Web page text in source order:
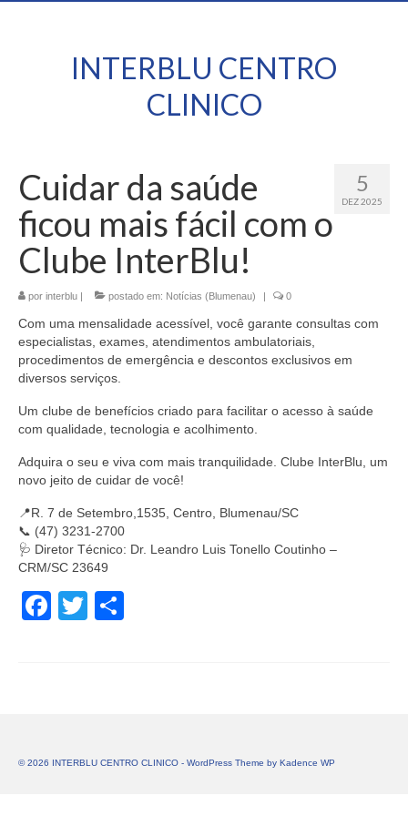
INTERBLU CENTRO
CLINICO
5
DEZ 2025
Cuidar da saúde
ficou mais fácil com o
Clube InterBlu!
por interblu | postado em: Notícias (Blumenau) | 0
Com uma mensalidade acessível, você garante consultas com
especialistas, exames, atendimentos ambulatoriais,
procedimentos de emergência e descontos exclusivos em
diversos serviços.
Um clube de benefícios criado para facilitar o acesso à saúde
com qualidade, tecnologia e acolhimento.
Adquira o seu e viva com mais tranquilidade. Clube InterBlu, um
novo jeito de cuidar de você!
📍R. 7 de Setembro,1535, Centro, Blumenau/SC
📞 (47) 3231-2700
🩺 Diretor Técnico: Dr. Leandro Luis Tonello Coutinho –
CRM/SC 23649
Facebook
Twitter
© 2026 INTERBLU CENTRO CLINICO - WordPress Theme by Kadence WP